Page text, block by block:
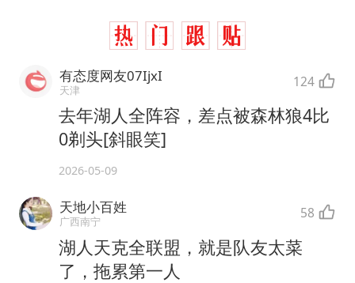
有态度网友07IjxI
天津 124
去年湖人全阵容，差点被森林狼4比
0剃头[斜眼笑]
2026-05-09
天地小百姓
广西南宁 58
湖人天克全联盟，就是队友太菜
了，拖累第一人